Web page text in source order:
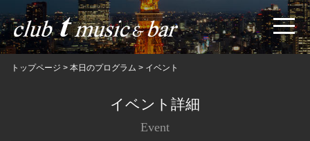
トップページ > 本日のプログラム > イベント
イベント詳細
Event